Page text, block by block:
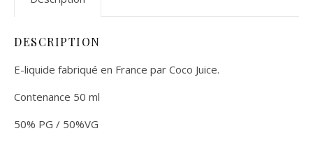
DESCRIPTION
E-liquide fabriqué en France par Coco Juice.
Contenance 50 ml
50% PG / 50%VG